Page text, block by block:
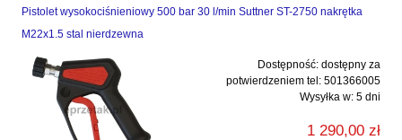
Pistolet wysokociśnieniowy 500 bar 30 l/min Suttner ST-2750 nakrętka
M22x1.5 stal nierdzewna
Dostępność: dostępny za
potwierdzeniem tel: 501366005
Wysyłka w: 5 dni
1 290,00 zł